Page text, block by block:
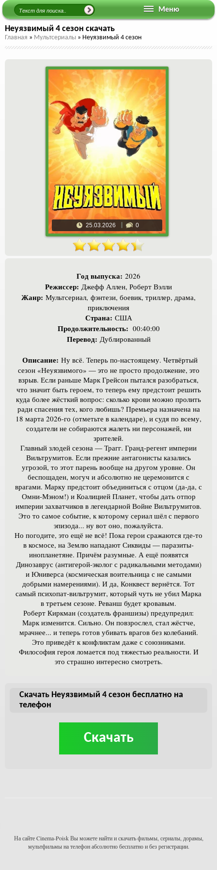
Меню
Неуязвимый 4 сезон скачать
Главная » Мультсериалы » Неуязвимый 4 сезон
25.03.2026 0
Год выпуска: 2026
Режиссер: Джефф Аллен, Роберт Вэлли
Жанр: Мультсериал, фэнтези, боевик, триллер, драма,
приключения
Страна: США
Продолжительность: 00:40:00
Перевод: Дублированный
Описание: Ну всё. Теперь по-настоящему. Четвёртый
сезон «Неуязвимого» — это не просто продолжение, это
взрыв. Если раньше Марк Грейсон пытался разобраться,
что значит быть героем, то теперь ему предстоит решить
куда более жёсткий вопрос: сколько крови можно пролить
ради спасения тех, кого любишь? Премьера назначена на
18 марта 2026-го (отметьте в календаре), и судя по всему,
создатели не собираются жалеть ни персонажей, ни
зрителей.
Главный злодей сезона — Трагг. Гранд-регент империи
Вильтрумитов. Если прежние антагонисты казались
угрозой, то этот парень вообще на другом уровне. Он
беспощаден, могуч и абсолютно не церемонится с
врагами. Марку предстоит объединиться с отцом (да-да, с
Омни-Мэном!) и Коалицией Планет, чтобы дать отпор
империи захватчиков в легендарной Войне Вильтрумитов.
Это то самое событие, к которому сериал шёл с первого
эпизода... ну вот оно, пожалуйста.
Но погодите, это ещё не всё! Пока герои сражаются где-то
в космосе, на Землю нападают Сиквиды — паразиты-
инопланетяне. Причём разумные. А ещё появятся
Динозаврус (антигерой-эколог с радикальными методами)
и Юниверса (космическая воительница с не самыми
добрыми намерениями). И да, Конквест вернётся. Тот
самый психопат-вильтрумит, который чуть не убил Марка
в третьем сезоне. Реванш будет кровавым.
Роберт Киркман (создатель франшизы) предупредил:
Марк изменится. Сильно. Он повзрослел, стал жёстче,
мрачнее... и теперь готов убивать врагов без колебаний.
Это приведёт к конфликтам даже с союзниками.
Философия героя ломается под тяжестью реальности. И
это страшно интересно смотреть.
Скачать Неуязвимый 4 сезон бесплатно на
телефон
Скачать
На сайте Cinema-Poisk Вы можете найти и скачать фильмы, сериалы, дорамы,
мультфильмы на телефон абсолютно бесплатно и без регистрации.